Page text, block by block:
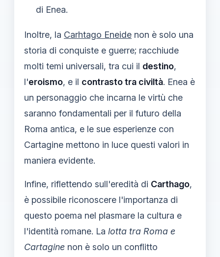
di Enea.
Inoltre, la Carhtago Eneide non è solo una
storia di conquiste e guerre; racchiude
molti temi universali, tra cui il destino,
l'eroismo, e il contrasto tra civiltà. Enea è
un personaggio che incarna le virtù che
saranno fondamentali per il futuro della
Roma antica, e le sue esperienze con
Cartagine mettono in luce questi valori in
maniera evidente.
Infine, riflettendo sull'eredità di Carthago,
è possibile riconoscere l'importanza di
questo poema nel plasmare la cultura e
l'identità romane. La lotta tra Roma e
Cartagine non è solo un conflitto